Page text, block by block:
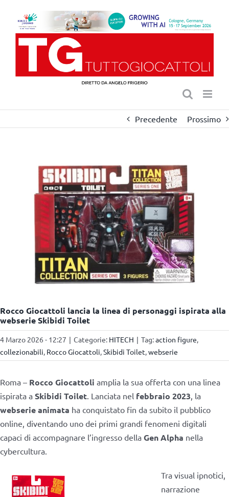
contenuto
Precedente Prossimo
Rocco Giocattoli lancia la linea di personaggi ispirata alla
webserie Skibidi Toilet
4 Marzo 2026 - 12:27 | Categorie: HITECH | Tag:action figure,
collezionabili, Rocco Giocattoli,Skibidi Toilet,webserie
Roma – Rocco Giocattoli amplia la sua offerta con una linea
ispirata a Skibidi Toilet. Lanciata nel febbraio 2023, la
webserie animata ha conquistato fin da subito il pubblico
online, diventando uno dei primi grandi fenomeni digitali
capaci di accompagnare l’ingresso della Gen Alpha nella
cybercultura.
Tra visual ipnotici,
narrazione